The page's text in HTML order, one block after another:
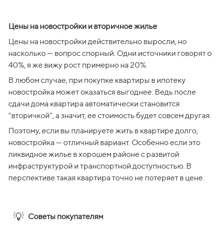
Цены на новостройки и вторичное жилье
Цены на новостройки действительно выросли, но
насколько — вопрос спорный. Одни источники говорят о
40%, я же вижу рост примерно на 20%.
В любом случае, при покупке квартиры в ипотеку
новостройка может оказаться выгоднее. Ведь после
сдачи дома квартира автоматически становится
"вторичкой", а значит, ее стоимость будет совсем другая.
Поэтому, если вы планируете жить в квартире долго,
новостройка — отличный вариант. Особенно если это
ликвидное жилье в хорошем районе с развитой
инфраструктурой и транспортной доступностью. В
перспективе такая квартира точно не потеряет в цене.
💡 Советы покупателям